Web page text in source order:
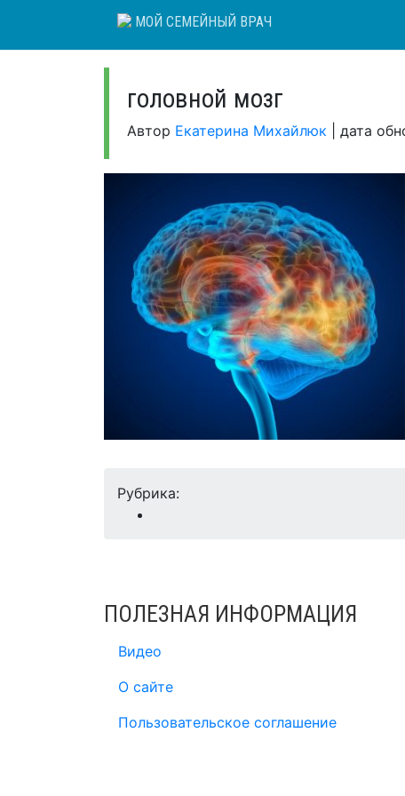
content
МОЙ СЕМЕЙНЫЙ ВРАЧ
головной мозг
Автор Екатерина Михайлюк дата
Рубрика:
ПОЛЕЗНАЯ ИНФОРМАЦИЯ
Видео
О сайте
Пользовательское соглашение